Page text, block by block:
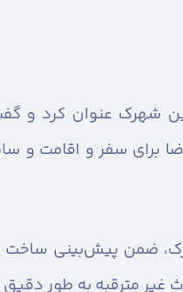
عنوان کرد و
برای سفر ‌‌و اقامت و
ضمن پیش‌بینی ساخت
غیر مترقبه به طور